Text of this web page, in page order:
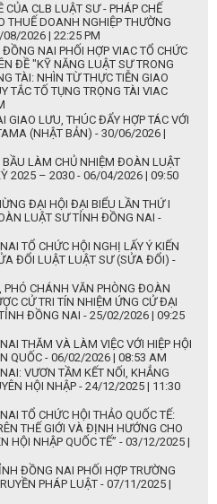
CLB LUẬT SƯ - PHÁP CHẾ
THUẾ DOANH NGHIỆP THƯỜNG
08/2026 | 22:25 PM
NAI PHỐI HỢP VIAC TỔ CHỨC
ĐỀ "KỸ NĂNG LUẬT SƯ TRONG
TÀI: NHÌN TỪ THỰC TIỄN GIAO
TẮC TỐ TỤNG TRỌNG TÀI VIAC
GIAO LƯU, THÚC ĐẨY HỢP TÁC VỚI
(NHẬT BẢN) - 30/06/2026 |
LÀM CHỦ NHIỆM ĐOÀN LUẬT
2025 – 2030 - 06/04/2026 | 09:50
ĐẠI HỘI ĐẠI BIỂU LẦN THỨ I
LUẬT SƯ TỈNH ĐỒNG NAI -
TỔ CHỨC HỘI NGHỊ LẤY Ý KIẾN
ĐỔI LUẬT LUẬT SƯ (SỬA ĐỔI) -
PHÓ CHÁNH VĂN PHÒNG ĐOÀN
CỬ TRI TÍN NHIỆM ỨNG CỬ ĐẠI
ĐỒNG NAI - 25/02/2026 | 09:25
THĂM VÀ LÀM VIỆC VỚI HIỆP HỘI
QUỐC - 06/02/2026 | 08:53 AM
VƯƠN TẦM KẾT NỐI, KHẲNG
HỘI NHẬP - 24/12/2025 | 11:30
TỔ CHỨC HỘI THẢO QUỐC TẾ:
THẾ GIỚI VÀ ĐỊNH HƯỚNG CHO
HỘI NHẬP QUỐC TẾ” - 03/12/2025 |
ĐỒNG NAI PHỐI HỢP TRƯỜNG
PHÁP LUẬT - 07/11/2025 |